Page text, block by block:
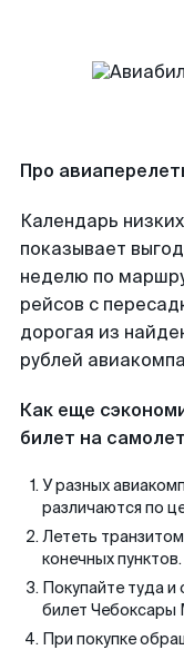
Про
Календарь
показывает
неделю по
рейсов с
дорогая из
рублей
Как еще
билет на
У разных
различаются по
Лететь
конечных пунктов.
Покупайте туда и
билет Чебоксары
При покупке